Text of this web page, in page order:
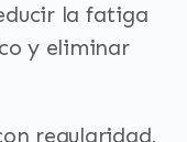
la fatiga
y eliminar
regularidad,